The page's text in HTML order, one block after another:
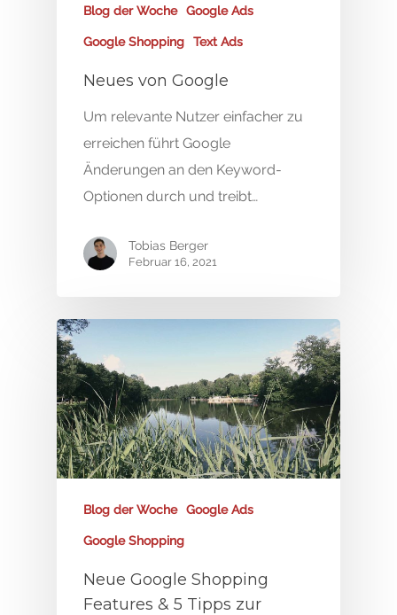
Blog der Woche Google Ads
Google Shopping Text Ads
Neues von Google
Um relevante Nutzer einfacher zu
erreichen führt Google
Änderungen an den Keyword-
Optionen durch und treibt…
Tobias Berger
Februar 16, 2021
Blog der Woche Google Ads
Google Shopping
Neue Google Shopping
Features & 5 Tipps zur
Start
SEO & Content
Creatives & Visuals
Red Cup
Google Premium
Kontakt